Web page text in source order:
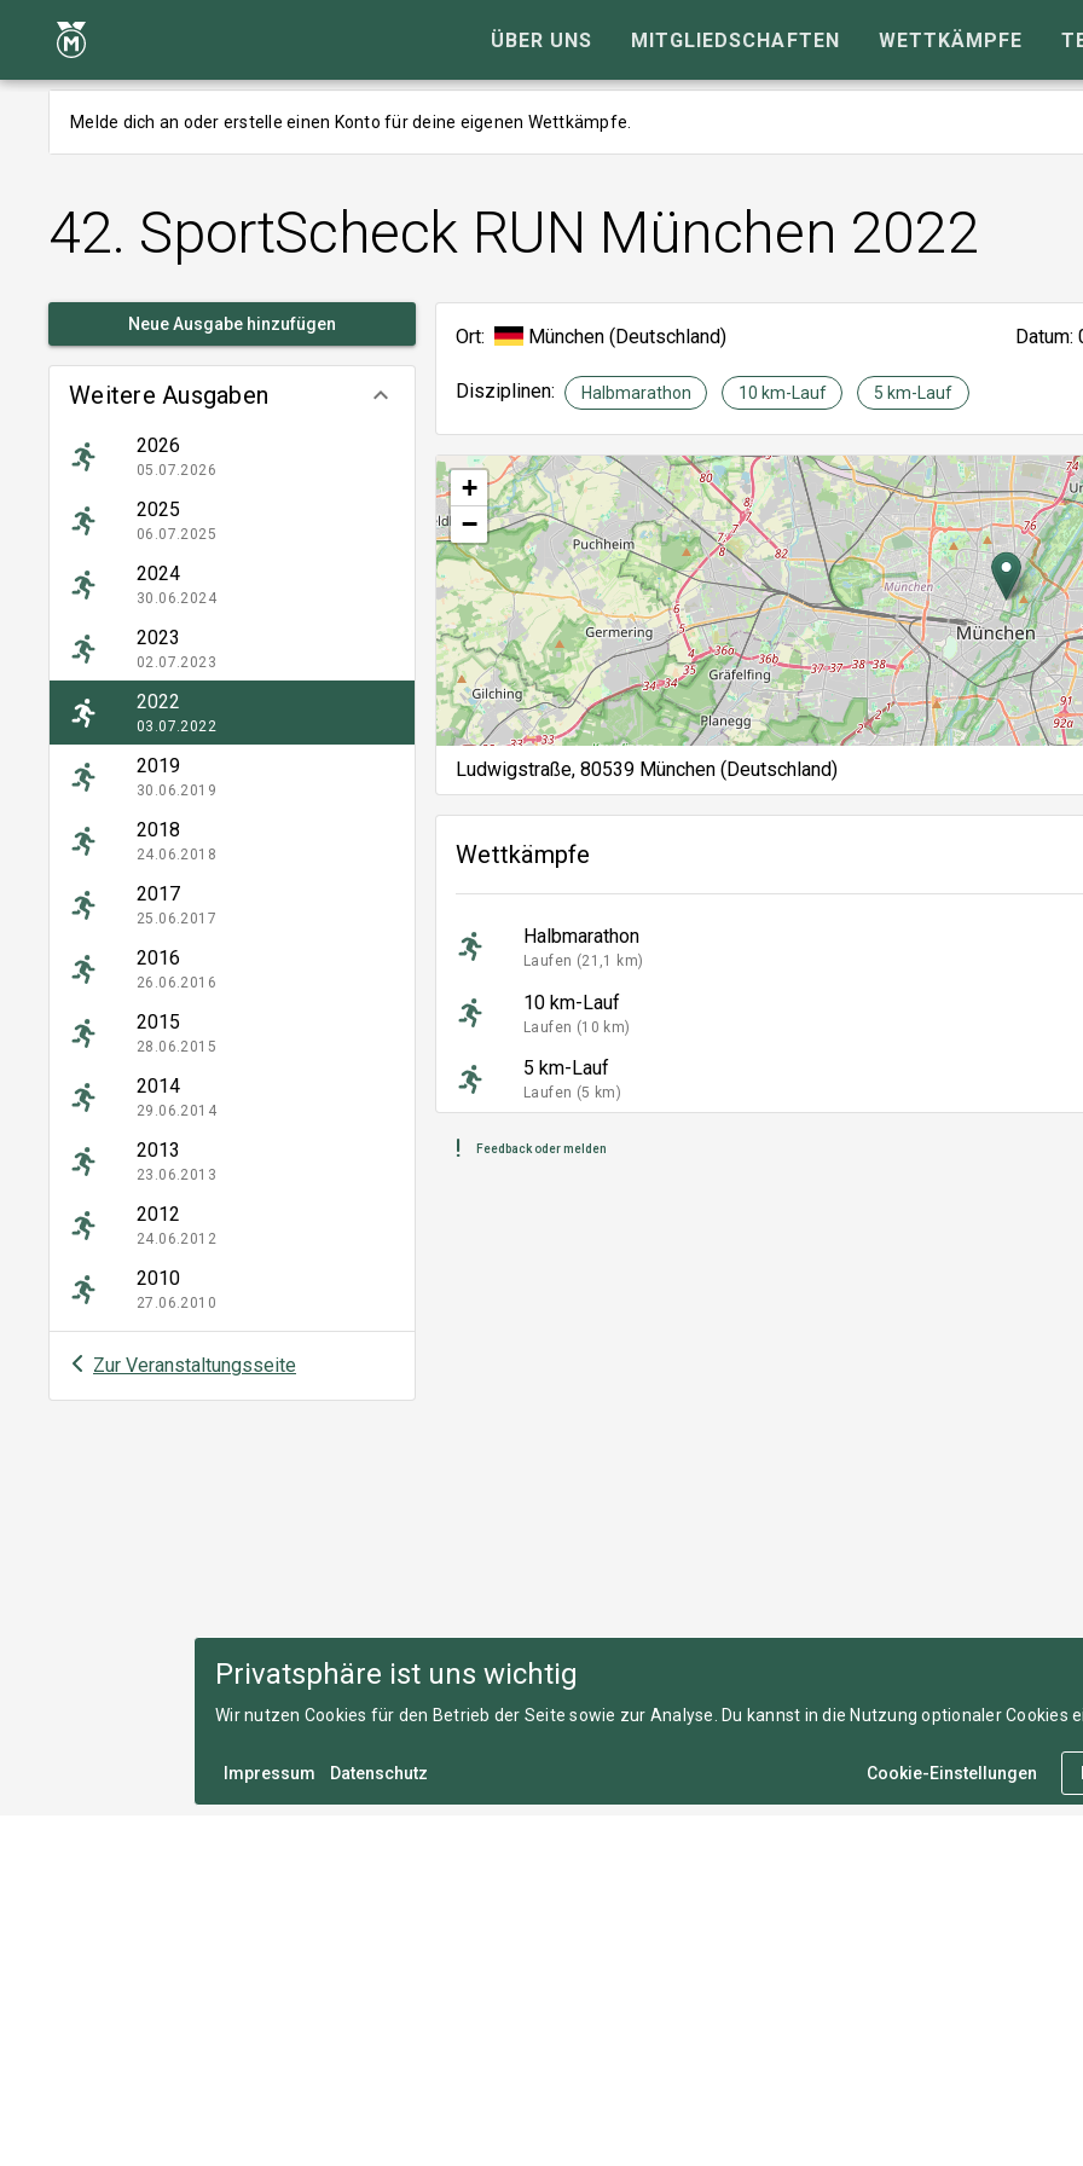
ÜBER UNS MITGLIEDSCHAFTEN WETTKÄMPFE
Melde dich an oder erstelle einen Konto für deine eigenen Wettkämpfe.
42. SportScheck RUN München 2022
Neue Ausgabe hinzufügen
Weitere Ausgaben keyboard_arrow_down
2026
05.07.2026
2025
06.07.2025
2024
30.06.2024
2023
02.07.2023
2022
03.07.2022
2019
30.06.2019
2018
24.06.2018
2017
25.06.2017
2016
26.06.2016
2015
28.06.2015
2014
29.06.2014
2013
23.06.2013
2012
24.06.2012
2010
27.06.2010
Zur Veranstaltungsseite
Ort: München (Deutschland) Datum:
Disziplinen: Halbmarathon 10 km-Lauf 5 km-Lauf
+
−
Ludwigstraße, 80539 München (Deutschland)
Wettkämpfe
Halbmarathon
Laufen (21,1 km)
10 km-Lauf
Laufen (10 km)
5 km-Lauf
Laufen (5 km)
Feedback oder melden
Privatsphäre ist uns wichtig
Wir nutzen Cookies für den Betrieb der Seite sowie zur Analyse. Du kannst in die Nutzung optionaler Cookies
Impressum Datenschutz Cookie-Einstellungen